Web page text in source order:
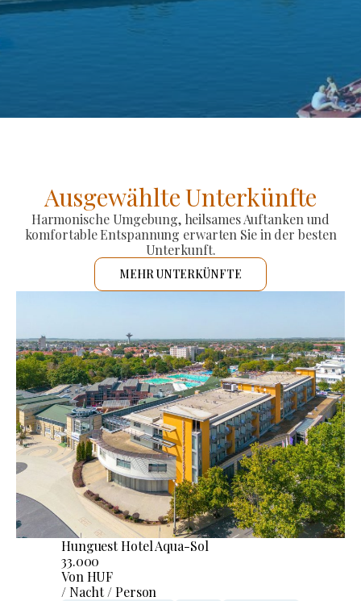
Ausgewählte Unterkünfte
Harmonische Umgebung, heilsames Auftanken und
komfortable Entspannung erwarten Sie in der besten
Unterkunft.
MEHR UNTERKÜNFTE
Hunguest Hotel Aqua-Sol
33.000
Von HUF
/ Nacht / Person